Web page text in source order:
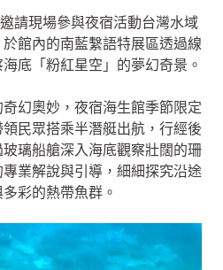
請現場參與夜宿活動台灣水域
館內的南藍繫語特展區透過線
底「粉紅星空」的夢幻奇景。
幻奧妙，夜宿海生館季節限定
民眾搭乘半潛艇出航，行經後
璃船艙深入海底觀察壯闊的珊
業解說與引導，細細探究沿途
彩的熱帶魚群。